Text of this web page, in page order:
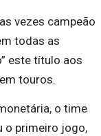
vezes campeão
todas as
este título aos
touros.
o time
o primeiro jogo,